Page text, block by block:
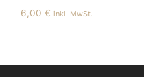
6,00 € inkl. MwSt.